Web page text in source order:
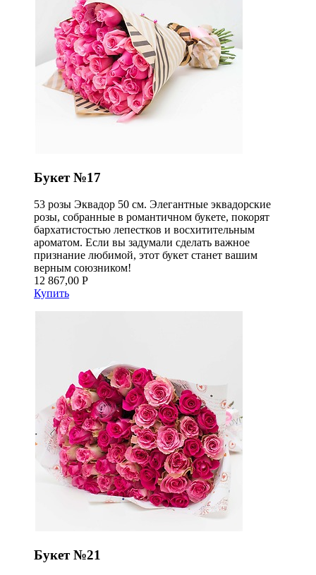
Букет №17
53 розы Эквадор 50 см. Элегантные эквадорские
розы, собранные в романтичном букете, покорят
бархатистостью лепестков и восхитительным
ароматом. Если вы задумали сделать важное
признание любимой, этот букет станет вашим
верным союзником!
12 867,00 Р
Купить
Букет №21